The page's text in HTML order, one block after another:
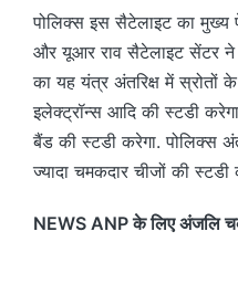
पोलिक्स इस सैटेलाइट का मुख्य
और यूआर राव सैटेलाइट सेंटर ने
का यह यंत्र अंतरिक्ष में स्रोतों
इलेक्ट्रॉन्स आदि की स्टडी
बैंड की स्टडी करेगा. पोलिक्स
ज्यादा चमकदार चीजों की स्टडी
NEWS ANP के लिए अंजलि